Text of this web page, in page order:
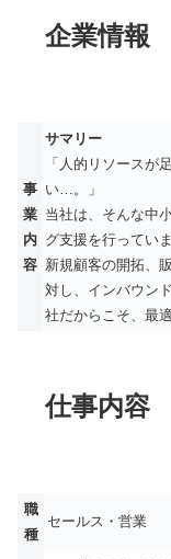
企業情報
事
業
内
容
サマリー
「人的リソースが
い…。」
当社は、そんな中
グ支援を行っていま
新規顧客の開拓、
対し、インバウン
社だからこそ、最
仕事内容
職
種
セールス・営業